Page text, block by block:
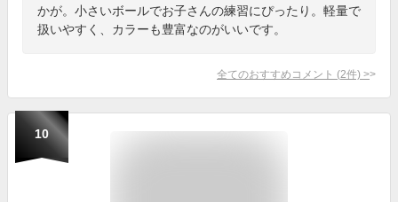
かが。小さいボールでお子さんの練習にぴったり。軽量で
扱いやすく、カラーも豊富なのがいいです。
全てのおすすめコメント (2件) >
10